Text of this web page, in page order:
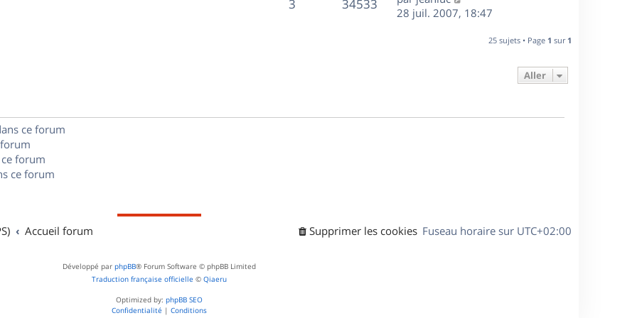
g
e
s
s
m
p
e
e
i
3 34533
e
28 juil. 2007, 18:47
25 sujets • Page 1 sur 1
Aller
ce forum
forum
ce forum
Accueil forum Fuseau horaire sur UTC+02:00
Supprimer les cookies
Développé par phpBB® Forum Software © phpBB Limited
Traduction française officielle © Qiaeru
Optimized by: phpBB SEO
Confidentialité | Conditions